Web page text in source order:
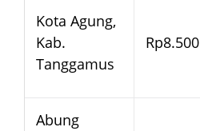
Kota Agung,
Kab.
Tanggamus
Rp8.500
Abung